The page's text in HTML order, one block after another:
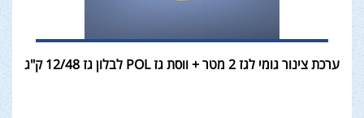
ערכת צינור גומי לגז 2 מטר + ווסת גז POL לבלון גז 12/48 ק"ג